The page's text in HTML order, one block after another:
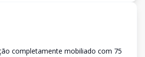
completamente mobiliado com 75